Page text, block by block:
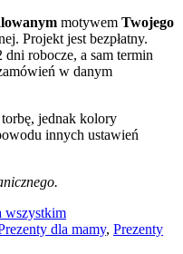
motywem Twojego
Projekt jest bezpłatny.
dni robocze, a sam termin
w danym
jednak kolory
innych ustawień
dla mamy, Prezenty